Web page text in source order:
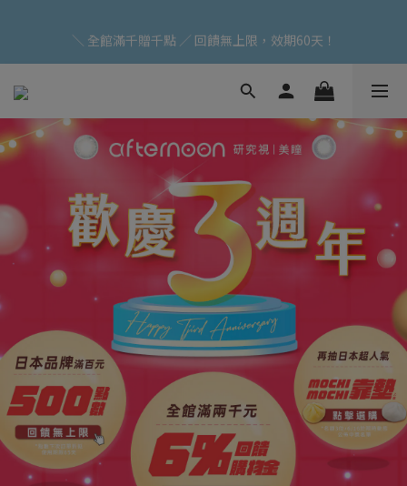
使用
＼ 全館滿千贈千點 ／ 回饋無上限，效期60天！
登入領取 < 本月免運券與折價券 >
加入會員立即領$200購物金(效期30天) | 可與LINE新好友$50疊加
使用